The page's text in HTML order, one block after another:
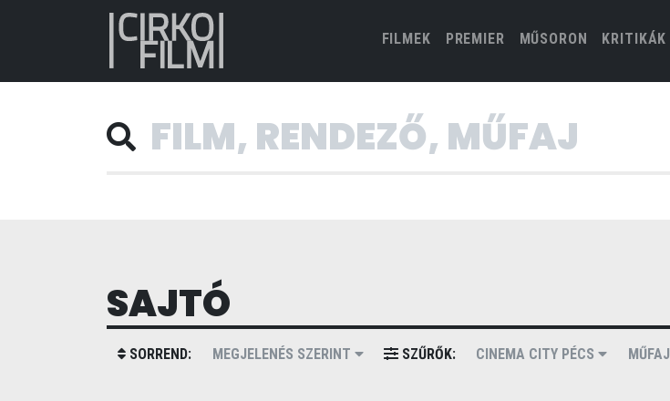
FILMEK(CURRENT)
PREMIER MŰSORON KRITIKÁK
SAJTÓ
SORREND: MEGJELENÉS SZERINT SZŰRŐK: CINEMA CITY PÉCS MŰFAJ